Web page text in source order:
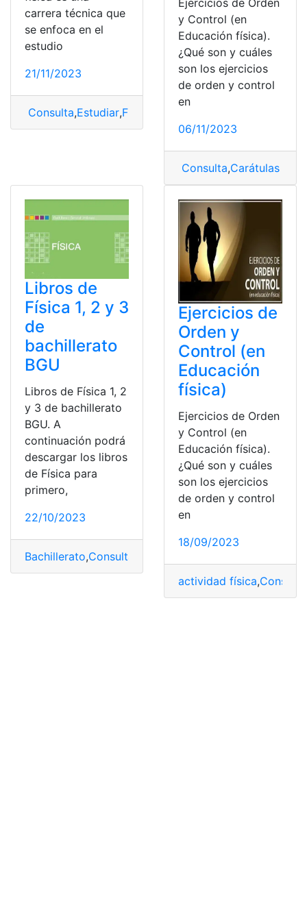
carrera técnica que
se enfoca en el
estudio
21/11/2023
Consulta,Estudiar,Física
Ejercicios de Orden
y Control (en
Educación física).
¿Qué son y cuáles
son los ejercicios
de orden y control
en
06/11/2023
Consulta,Carátulas
Libros de
Física 1, 2 y 3
de
bachillerato
BGU
Libros de Física 1, 2
y 3 de bachillerato
BGU. A
continuación podrá
descargar los libros
de Física para
primero,
22/10/2023
Bachillerato,Consulta
Ejercicios de
Orden y
Control (en
Educación
física)
Ejercicios de Orden
y Control (en
Educación física).
¿Qué son y cuáles
son los ejercicios
de orden y control
en
18/09/2023
actividad física,Consulta